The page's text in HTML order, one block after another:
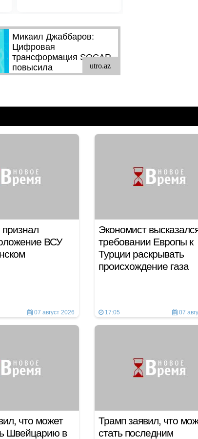
признал
ВСУ
07 август 2026
Экономист
требовании Европы к
Турции раскрывать
происхождение газа
17:05 07
что может
Швейцарию в
Трамп заявил, что
стать последним